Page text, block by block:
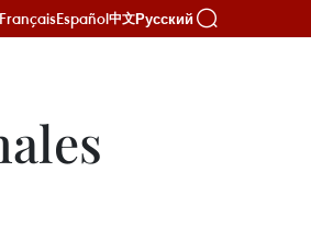
FrançaisEspañol中文Русский